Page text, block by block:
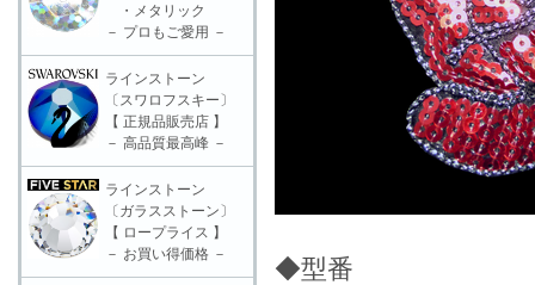
◆型番
・メタリック
－ プロもご愛用 －
ラインストーン
〔スワロフスキー〕
【 正規品販売店 】
－ 高品質最高峰 －
ラインストーン
〔ガラスストーン〕
【 ロープライス 】
－ お買い得価格 －